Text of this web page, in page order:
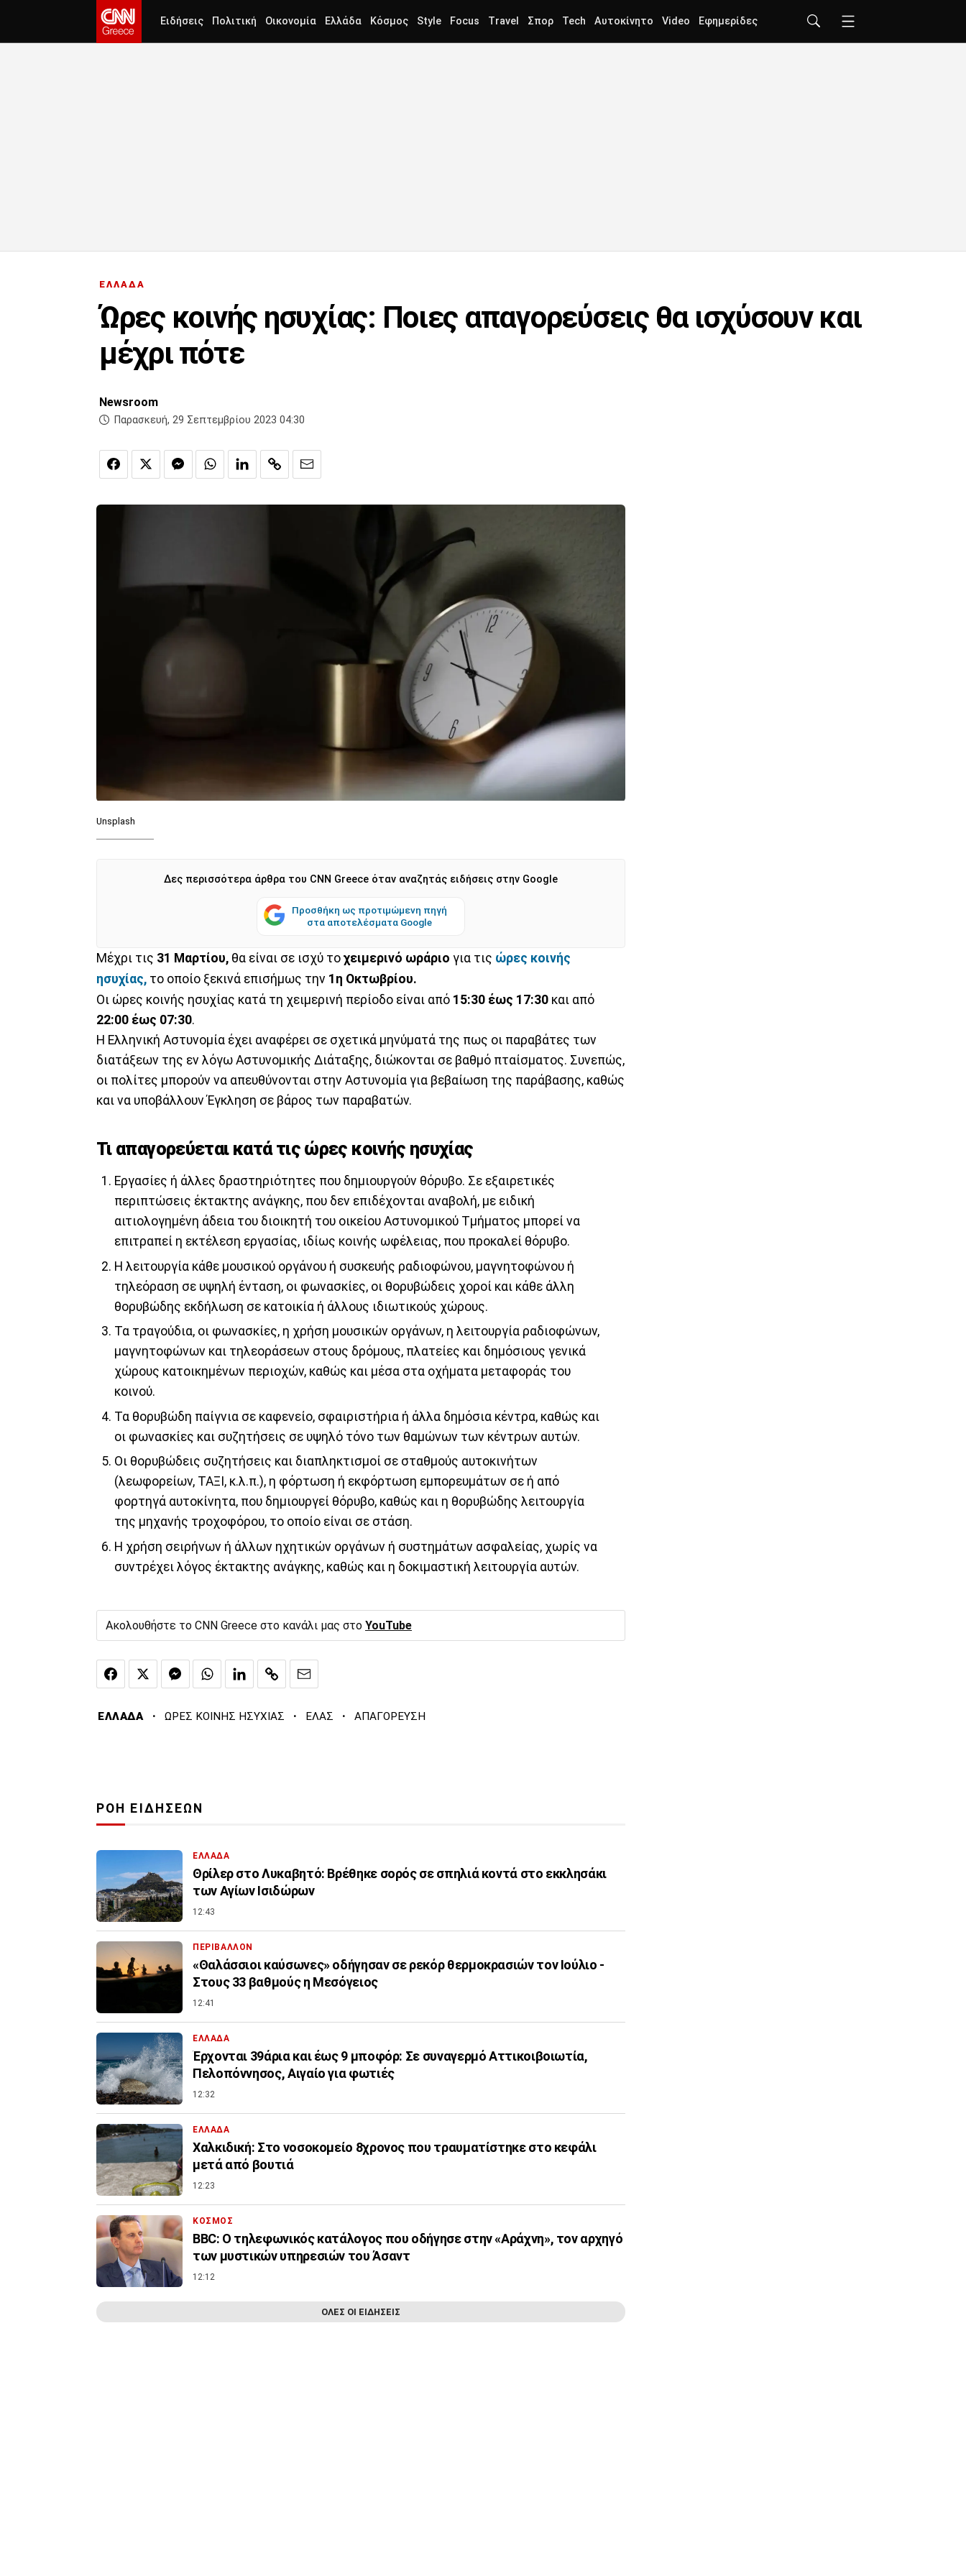
Ειδήσεις Πολιτική Οικονομία Ελλάδα Κόσμος Style Focus Travel Σπορ Tech Αυτοκίνητο Video Εφημερίδες
ΕΛΛΑΔΑ
Ώρες κοινής ησυχίας: Ποιες απαγορεύσεις θα ισχύσουν και
μέχρι πότε
Newsroom
Παρασκευή, 29 Σεπτεμβρίου 2023 04:30
Unsplash
Δες περισσότερα άρθρα του CNN Greece όταν αναζητάς ειδήσεις στην Google
Προσθήκη ως προτιμώμενη πηγή
στα αποτελέσματα Google
Μέχρι τις 31 Μαρτίου, θα είναι σε ισχύ το χειμερινό ωράριο για τις ώρες κοινής
ησυχίας, το οποίο ξεκινά επισήμως την 1η Οκτωβρίου.
Οι ώρες κοινής ησυχίας κατά τη χειμερινή περίοδο είναι από 15:30 έως 17:30 και από
22:00 έως 07:30.
Η Ελληνική Αστυνομία έχει αναφέρει σε σχετικά μηνύματά της πως οι παραβάτες των
διατάξεων της εν λόγω Αστυνομικής Διάταξης, διώκονται σε βαθμό πταίσματος. Συνεπώς,
οι πολίτες μπορούν να απευθύνονται στην Αστυνομία για βεβαίωση της παράβασης, καθώς
και να υποβάλλουν Έγκληση σε βάρος των παραβατών.
Τι απαγορεύεται κατά τις ώρες κοινής ησυχίας
Εργασίες ή άλλες δραστηριότητες που δημιουργούν θόρυβο. Σε εξαιρετικές
περιπτώσεις έκτακτης ανάγκης, που δεν επιδέχονται αναβολή, με ειδική
αιτιολογημένη άδεια του διοικητή του οικείου Αστυνομικού Τμήματος μπορεί να
επιτραπεί η εκτέλεση εργασίας, ιδίως κοινής ωφέλειας, που προκαλεί θόρυβο.
Η λειτουργία κάθε μουσικού οργάνου ή συσκευής ραδιοφώνου, μαγνητοφώνου ή
τηλεόραση σε υψηλή ένταση, οι φωνασκίες, οι θορυβώδεις χοροί και κάθε άλλη
θορυβώδης εκδήλωση σε κατοικία ή άλλους ιδιωτικούς χώρους.
Τα τραγούδια, οι φωνασκίες, η χρήση μουσικών οργάνων, η λειτουργία ραδιοφώνων,
μαγνητοφώνων και τηλεοράσεων στους δρόμους, πλατείες και δημόσιους γενικά
χώρους κατοικημένων περιοχών, καθώς και μέσα στα οχήματα μεταφοράς του
κοινού.
Τα θορυβώδη παίγνια σε καφενείο, σφαιριστήρια ή άλλα δημόσια κέντρα, καθώς και
οι φωνασκίες και συζητήσεις σε υψηλό τόνο των θαμώνων των κέντρων αυτών.
Οι θορυβώδεις συζητήσεις και διαπληκτισμοί σε σταθμούς αυτοκινήτων
(λεωφορείων, ΤΑΞΙ, κ.λ.π.), η φόρτωση ή εκφόρτωση εμπορευμάτων σε ή από
φορτηγά αυτοκίνητα, που δημιουργεί θόρυβο, καθώς και η θορυβώδης λειτουργία
της μηχανής τροχοφόρου, το οποίο είναι σε στάση.
Η χρήση σειρήνων ή άλλων ηχητικών οργάνων ή συστημάτων ασφαλείας, χωρίς να
συντρέχει λόγος έκτακτης ανάγκης, καθώς και η δοκιμαστική λειτουργία αυτών.
Ακολουθήστε το CNN Greece στο κανάλι μας στο YouTube
ΕΛΛΑΔΑ · ΩΡΕΣ ΚΟΙΝΗΣ ΗΣΥΧΙΑΣ · ΕΛΑΣ · ΑΠΑΓΟΡΕΥΣΗ
ΡΟΗ ΕΙΔΗΣΕΩΝ
ΕΛΛΑΔΑ
Θρίλερ στο Λυκαβητό: Βρέθηκε σορός σε σπηλιά κοντά στο εκκλησάκι
των Αγίων Ισιδώρων
12:43
ΠΕΡΙΒΑΛΛΟΝ
«Θαλάσσιοι καύσωνες» οδήγησαν σε ρεκόρ θερμοκρασιών τον Ιούλιο -
Στους 33 βαθμούς η Μεσόγειος
12:41
ΕΛΛΑΔΑ
Έρχονται 39άρια και έως 9 μποφόρ: Σε συναγερμό Αττικοιβοιωτία,
Πελοπόννησος, Αιγαίο για φωτιές
12:32
ΕΛΛΑΔΑ
Χαλκιδική: Στο νοσοκομείο 8χρονος που τραυματίστηκε στο κεφάλι
μετά από βουτιά
12:23
ΚΟΣΜΟΣ
BBC: Ο τηλεφωνικός κατάλογος που οδήγησε στην «Αράχνη», τον αρχηγό
των μυστικών υπηρεσιών του Άσαντ
12:12
ΟΛΕΣ ΟΙ ΕΙΔΗΣΕΙΣ